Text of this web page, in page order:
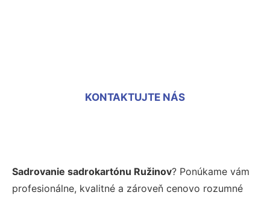
KONTAKTUJTE NÁS
Sadrovanie sadrokartónu Ružinov? Ponúkame vám
profesionálne, kvalitné a zároveň cenovo rozumné